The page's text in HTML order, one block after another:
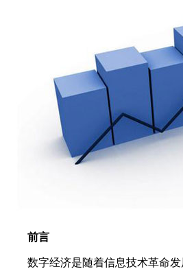
前言
数字经济是随着信息技术革命发